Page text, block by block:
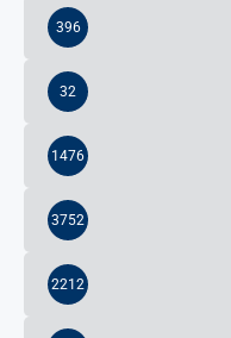
396
32
1476
3752
2212